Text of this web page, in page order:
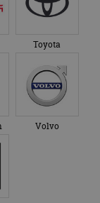
Toyota
Volvo